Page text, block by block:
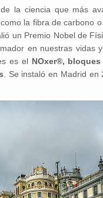
la ciencia que más
la fibra de carbono
un Premio Nobel de
en nuestras vidas
es el NOxer®,
. Se instaló en Madrid